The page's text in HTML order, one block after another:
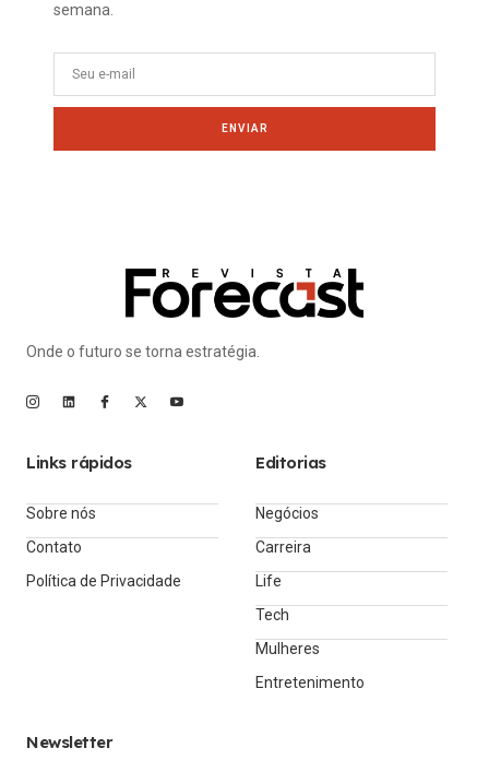
semana.
ENVIAR
Onde o futuro se torna estratégia.
Links rápidos
Sobre nós
Contato
Política de Privacidade
Editorias
Negócios
Carreira
Life
Tech
Mulheres
Entretenimento
Newsletter